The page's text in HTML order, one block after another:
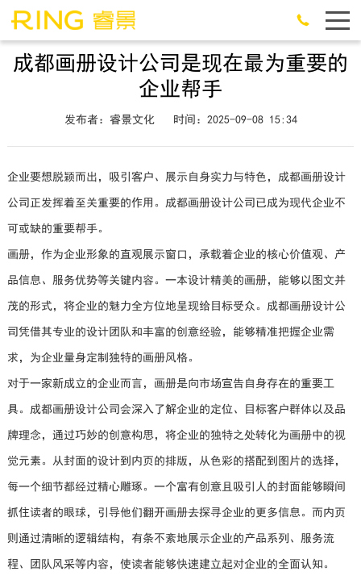
成都画册设计公司是现在最为重要的
企业帮手
发布者：睿景文化 时间：2025-09-08 15:34
企业要想脱颖而出，吸引客户、展示自身实力与特色，成都画册设计
公司正发挥着至关重要的作用。成都画册设计公司已成为现代企业不
可或缺的重要帮手。
画册，作为企业形象的直观展示窗口，承载着企业的核心价值观、产
品信息、服务优势等关键内容。一本设计精美的画册，能够以图文并
茂的形式，将企业的魅力全方位地呈现给目标受众。成都画册设计公
司凭借其专业的设计团队和丰富的创意经验，能够精准把握企业需
求，为企业量身定制独特的画册风格。
对于一家新成立的企业而言，画册是向市场宣告自身存在的重要工
具。成都画册设计公司会深入了解企业的定位、目标客户群体以及品
牌理念，通过巧妙的创意构思，将企业的独特之处转化为画册中的视
觉元素。从封面的设计到内页的排版，从色彩的搭配到图片的选择，
每一个细节都经过精心雕琢。一个富有创意且吸引人的封面能够瞬间
抓住读者的眼球，引导他们翻开画册去探寻企业的更多信息。而内页
则通过清晰的逻辑结构，有条不紊地展示企业的产品系列、服务流
程、团队风采等内容，使读者能够快速建立起对企业的全面认知。